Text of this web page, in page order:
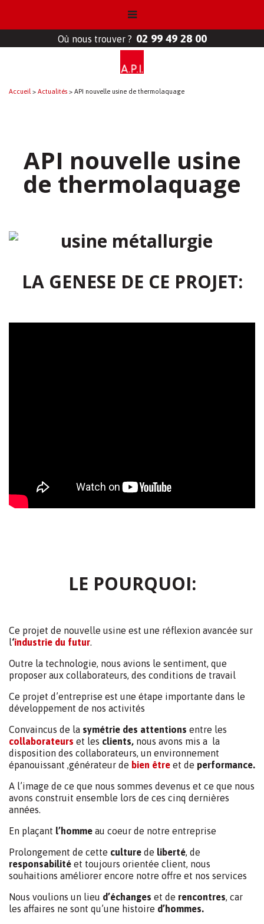
Où nous trouver ? 02 99 49 28 00
Accueil > Actualités > API nouvelle usine de thermolaquage
API nouvelle usine
de thermolaquage
LA GENESE DE CE PROJET:
LE POURQUOI:
Ce projet de nouvelle usine est une réflexion avancée sur
l‘industrie du futur.
Outre la technologie, nous avions le sentiment, que
proposer aux collaborateurs, des conditions de travail
Ce projet d’entreprise est une étape importante dans le
développement de nos activités
Convaincus de la symétrie des attentions entre les
collaborateurs et les clients, nous avons mis a la
disposition des collaborateurs, un environnement
épanouissant ,générateur de bien être et de performance.
A l’image de ce que nous sommes devenus et ce que nous
avons construit ensemble lors de ces cinq dernières
années.
En plaçant l’homme au coeur de notre entreprise
Prolongement de cette culture de liberté, de
responsabilité et toujours orientée client, nous
souhaitions améliorer encore notre offre et nos services
Nous voulions un lieu d’échanges et de rencontres, car
les affaires ne sont qu’une histoire d’hommes.